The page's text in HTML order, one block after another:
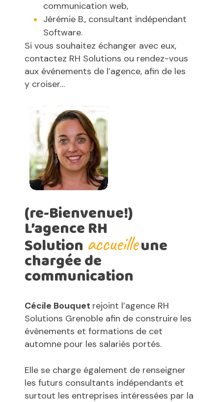
communication web,
Jérémie B., consultant indépendant
Software.
Si vous souhaitez échanger avec eux,
contactez RH Solutions ou rendez-vous
aux événements de l’agence, afin de les
y croiser…
(re-Bienvenue!)
L’agence RH
Solution accueilleune
chargée de
communication
Cécile Bouquet rejoint l’agence RH
Solutions Grenoble afin de construire les
évènements et formations de cet
automne pour les salariés portés.
Elle se charge également de renseigner
les futurs consultants indépendants et
surtout les entreprises intéressées par la